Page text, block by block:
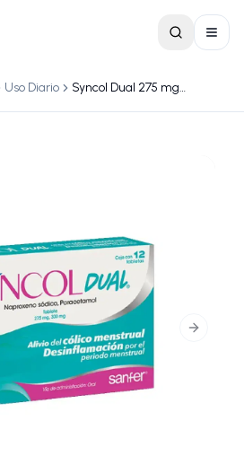
Uso Diario Syncol Dual 275 mg – Caja con 12 Tabletas
Next